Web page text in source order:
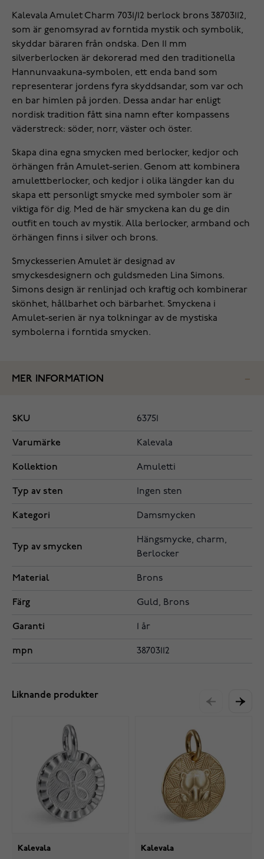
Kalevala Amulet Charm 7031/12 berlock brons 38703112,
som är genomsyrad av forntida mystik och symbolik,
skyddar bäraren från ondska. Den 11 mm
silverberlocken är dekorerad med den traditionella
Hannunvaakuna-symbolen, ett enda band som
representerar jordens fyra skyddsandar, som var och
en bar himlen på jorden. Dessa andar har enligt
nordisk tradition fått sina namn efter kompassens
väderstreck: söder, norr, väster och öster.
Skapa dina egna smycken med berlocker, kedjor och
örhängen från Amulet-serien. Genom att kombinera
amulettberlocker, och kedjor i olika längder kan du
skapa ett personligt smycke med symboler som är
viktiga för dig. Med de här smyckena kan du ge din
outfit en touch av mystik. Alla berlocker, armband och
örhängen finns i silver och brons.
Smyckesserien Amulet är designad av
smyckesdesignern och guldsmeden Lina Simons.
Simons design är renlinjad och kraftig och kombinerar
skönhet, hållbarhet och bärbarhet. Smyckena i
Amulet-serien är nya tolkningar av de mystiska
symbolerna i forntida smycken.
MER INFORMATION
SKU 63751
Varumärke Kalevala
Kollektion Amuletti
Typ av sten Ingen sten
Kategori Damsmycken
Typ av smycken
Hängsmycke, charm,
Berlocker
Material Brons
Färg Guld, Brons
Garanti 1 år
mpn 38703112
Liknande produkter
Kalevala Kalevala